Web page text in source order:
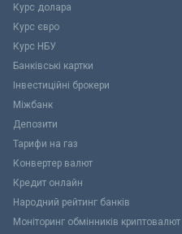
Курс долара
Курс євро
Курс НБУ
Банківські картки
Інвестиційні брокери
Міжбанк
Депозити
Тарифи на газ
Конвертер валют
Кредит онлайн
Народний рейтинг банків
Моніторинг обмінників криптовалют